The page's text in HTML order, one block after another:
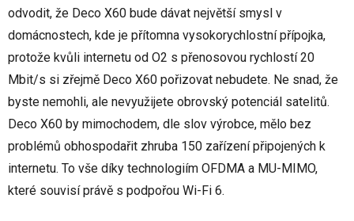
odvodit, že Deco X60 bude dávat největší smysl v
domácnostech, kde je přítomna vysokorychlostní přípojka,
protože kvůli internetu od O2 s přenosovou rychlostí 20
Mbit/s si zřejmě Deco X60 pořizovat nebudete. Ne snad, že
byste nemohli, ale nevyužijete obrovský potenciál satelitů.
Deco X60 by mimochodem, dle slov výrobce, mělo bez
problémů obhospodařit zhruba 150 zařízení připojených k
internetu. To vše díky technologiím OFDMA a MU-MIMO,
které souvisí právě s podpořou Wi-Fi 6.